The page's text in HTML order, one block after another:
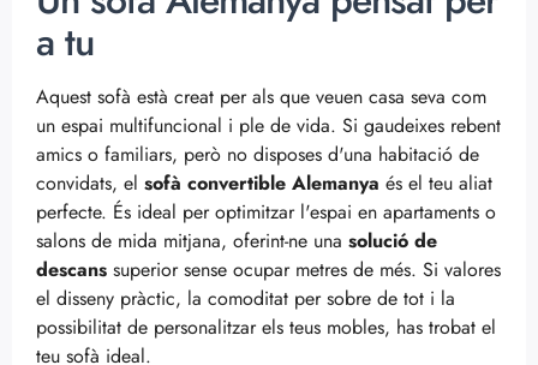
a tu
Aquest sofà està creat per als que veuen casa seva com
un espai multifuncional i ple de vida. Si gaudeixes rebent
amics o familiars, però no disposes d'una habitació de
convidats, el sofà convertible Alemanya és el teu aliat
perfecte. És ideal per optimitzar l'espai en apartaments o
salons de mida mitjana, oferint-ne una solució de
descans superior sense ocupar metres de més. Si valores
el disseny pràctic, la comoditat per sobre de tot i la
possibilitat de personalitzar els teus mobles, has trobat el
teu sofà ideal.